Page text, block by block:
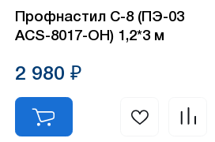
Профнастил С-8 (ПЭ-03
АСS-8017-ОН) 1,2*3 м
2 980 ₽